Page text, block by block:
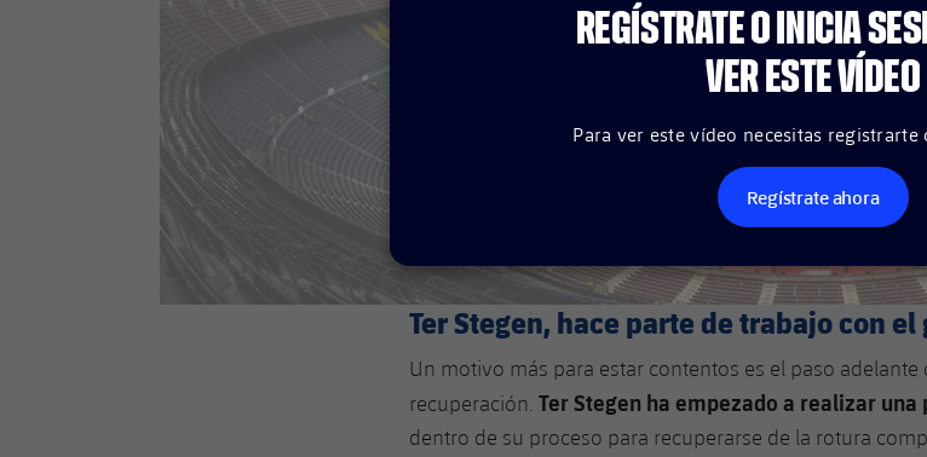
REGÍSTRATE O INICIA
VER ESTE VÍDEO
Para ver este vídeo necesitas registrarte
Regístrate ahora
Ter Stegen, hace parte de trabajo con el
Un motivo más para estar contentos es el paso
recuperación. Ter Stegen ha empezado a realizar
dentro de su proceso para recuperarse de la rotura